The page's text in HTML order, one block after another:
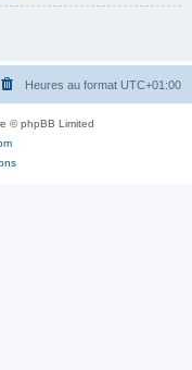
Heures au format UTC+01:00
© phpBB Limited